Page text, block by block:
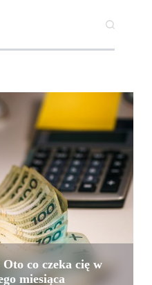
Oto co czeka cię w
miesiąca